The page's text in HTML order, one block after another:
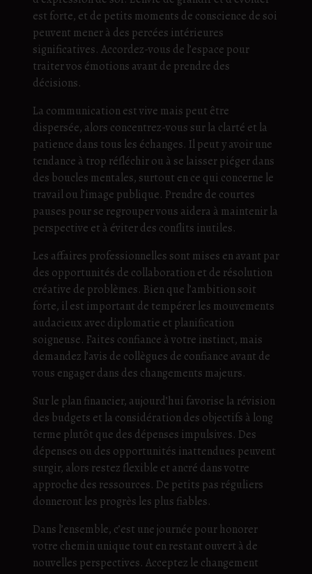
est forte, et de petits moments de conscience de soi
peuvent mener à des percées intérieures
significatives. Accordez-vous de l’espace pour
traiter vos émotions avant de prendre des
décisions.
La communication est vive mais peut être
dispersée, alors concentrez-vous sur la clarté et la
patience dans tous les échanges. Il peut y avoir une
tendance à trop réfléchir ou à se laisser piéger dans
des boucles mentales, surtout en ce qui concerne le
travail ou l’image publique. Prendre de courtes
pauses pour se regrouper vous aidera à maintenir la
perspective et à éviter des conflits inutiles.
Les affaires professionnelles sont mises en avant par
des opportunités de collaboration et de résolution
créative de problèmes. Bien que l’ambition soit
forte, il est important de tempérer les mouvements
audacieux avec diplomatie et planification
soigneuse. Faites confiance à votre instinct, mais
demandez l’avis de collègues de confiance avant de
vous engager dans des changements majeurs.
Sur le plan financier, aujourd’hui favorise la révision
des budgets et la considération des objectifs à long
terme plutôt que des dépenses impulsives. Des
dépenses ou des opportunités inattendues peuvent
surgir, alors restez flexible et ancré dans votre
approche des ressources. De petits pas réguliers
donneront les progrès les plus fiables.
Dans l’ensemble, c’est une journée pour honorer
votre chemin unique tout en restant ouvert à de
nouvelles perspectives. Acceptez le changement